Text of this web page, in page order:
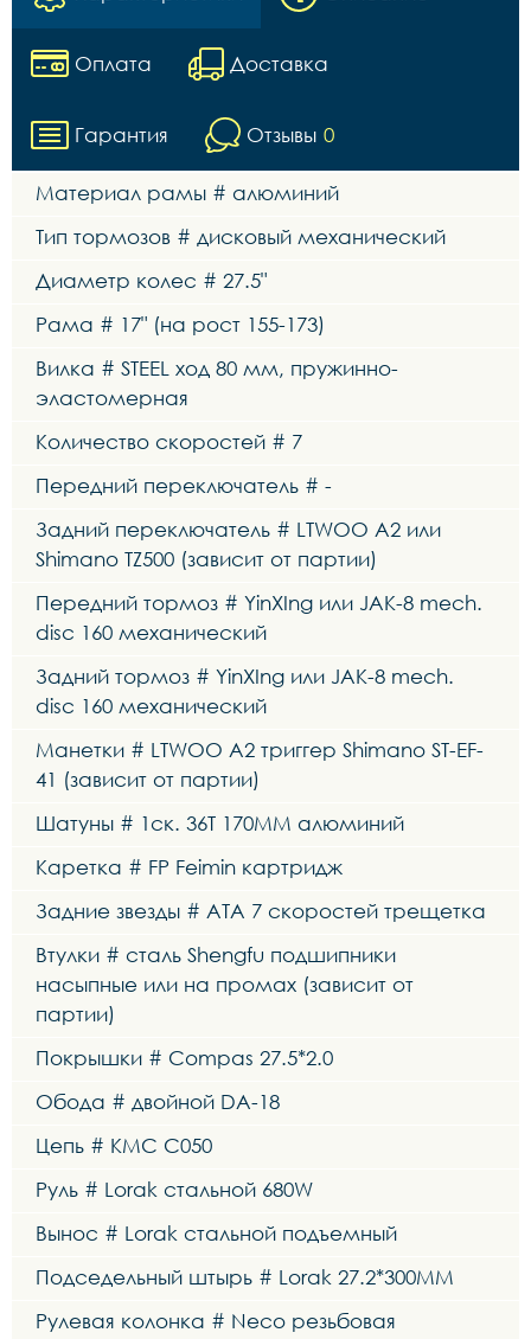
Оплата Доставка
Гарантия Отзывы 0
Материал рамы # алюминий
Тип тормозов # дисковый механический
Диаметр колес # 27.5"
Рама # 17" (на рост 155-173)
Вилка # STEEL ход 80 мм, пружинно-
эластомерная
Количество скоростей # 7
Передний переключатель # -
Задний переключатель # LTWOO A2 или
Shimano TZ500 (зависит от партии)
Передний тормоз # YinXIng или JAK-8 mech.
disc 160 механический
Задний тормоз # YinXIng или JAK-8 mech.
disc 160 механический
Манетки # LTWOO A2 триггер Shimano ST-EF-
41 (зависит от партии)
Шатуны # 1ск. 36Т 170MM алюминий
Каретка # FP Feimin картридж
Задние звезды # ATA 7 скоростей трещетка
Втулки # сталь Shengfu подшипники
насыпные или на промах (зависит от
партии)
Покрышки # Compas 27.5*2.0
Обода # двойной DA-18
Цепь # KMC C050
Руль # Lorak стальной 680W
Вынос # Lorak стальной подъемный
Подседельный штырь # Lorak 27.2*300MM
Рулевая колонка # Neco резьбовая